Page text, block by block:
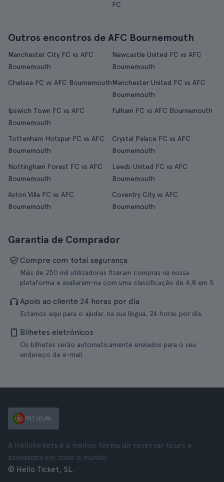
FC
Outros encontros de AFC Bournemouth
Manchester City FC vs AFC
Bournemouth
Newcastle United FC vs AFC
Bournemouth
Chelsea FC vs AFC BournemouthManchester United FC vs AFC
Bournemouth
Ipswich Town FC vs AFC
Bournemouth
Fulham FC vs AFC Bournemouth
Tottenham Hotspur FC vs AFC
Bournemouth
Crystal Palace FC vs AFC
Bournemouth
Nottingham Forest FC vs AFC
Bournemouth
Leeds United FC vs AFC
Bournemouth
Aston Villa FC vs AFC
Bournemouth
Coventry City vs AFC
Bournemouth
Garantia de Comprador
Compre com total segurança
Mais de 250 mil utilizadores fizeram compras na nossa
plataforma e avaliaram-na com uma classificação de 4,8 em 5.
Apoio ao cliente 24 horas por dia
Estamos aqui para o ajudar, na sua língua, 24 horas por dia.
Bilhetes eletrónicos
Os bilhetes serão automaticamente enviados para o seu
endereço de e-mail.
PRT (EUR)
A Hellotickets é a melhor forma de reservar tours e
atividades em todo o mundo.
© Hello Ticket, SL.